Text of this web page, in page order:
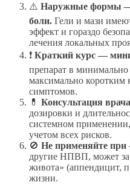
⚠️ Наружные формы —
боли. Гели и мази
эффект и гораздо
лечения локальных
❗ Краткий курс —
препарат в
максимально коротким
симптомов.
💊 Консультация
дозировки и
системном
учетом всех рисков.
🚫 Не применяйте при
другие НПВП, может
живота» (аппендицит,
жизни.